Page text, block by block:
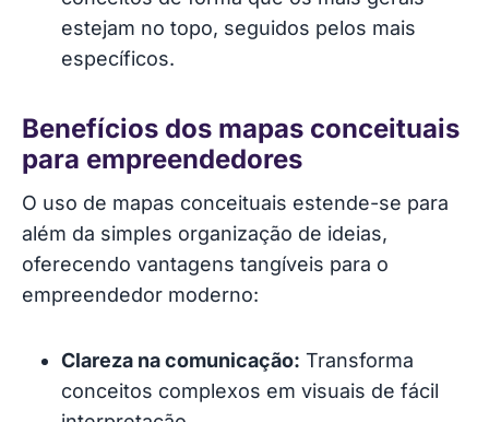
estejam no topo, seguidos pelos mais
específicos.
Benefícios dos mapas conceituais
para empreendedores
O uso de mapas conceituais estende-se para
além da simples organização de ideias,
oferecendo vantagens tangíveis para o
empreendedor moderno:
Clareza na comunicação: Transforma
conceitos complexos em visuais de fácil